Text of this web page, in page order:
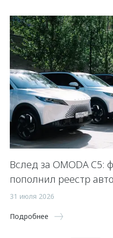
Вслед за OMODA C5:
пополнил реестр
31 июля 2026
Подробнее